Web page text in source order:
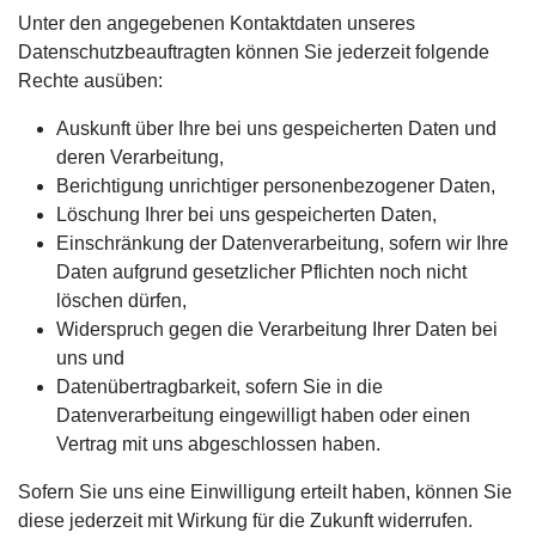
Unter den angegebenen Kontaktdaten unseres
Datenschutzbeauftragten können Sie jederzeit folgende
Rechte ausüben:
Auskunft über Ihre bei uns gespeicherten Daten und
deren Verarbeitung,
Berichtigung unrichtiger personenbezogener Daten,
Löschung Ihrer bei uns gespeicherten Daten,
Einschränkung der Datenverarbeitung, sofern wir Ihre
Daten aufgrund gesetzlicher Pflichten noch nicht
löschen dürfen,
Widerspruch gegen die Verarbeitung Ihrer Daten bei
uns und
Datenübertragbarkeit, sofern Sie in die
Datenverarbeitung eingewilligt haben oder einen
Vertrag mit uns abgeschlossen haben.
Sofern Sie uns eine Einwilligung erteilt haben, können Sie
diese jederzeit mit Wirkung für die Zukunft widerrufen.